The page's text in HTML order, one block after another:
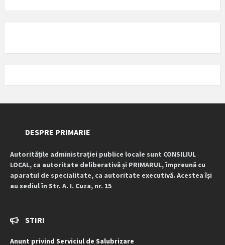
DESPRE PRIMARIE
Autoritățile administrației publice locale sunt CONSILIUL
LOCAL, ca autoritate deliberativă și PRIMARUL, împreună cu
aparatul de specialitate, ca autoritate executivă. Acestea își
au sediul în Str. A. I. Cuza, nr. 15
STIRI
Anunt privind Serviciul de Salubrizare